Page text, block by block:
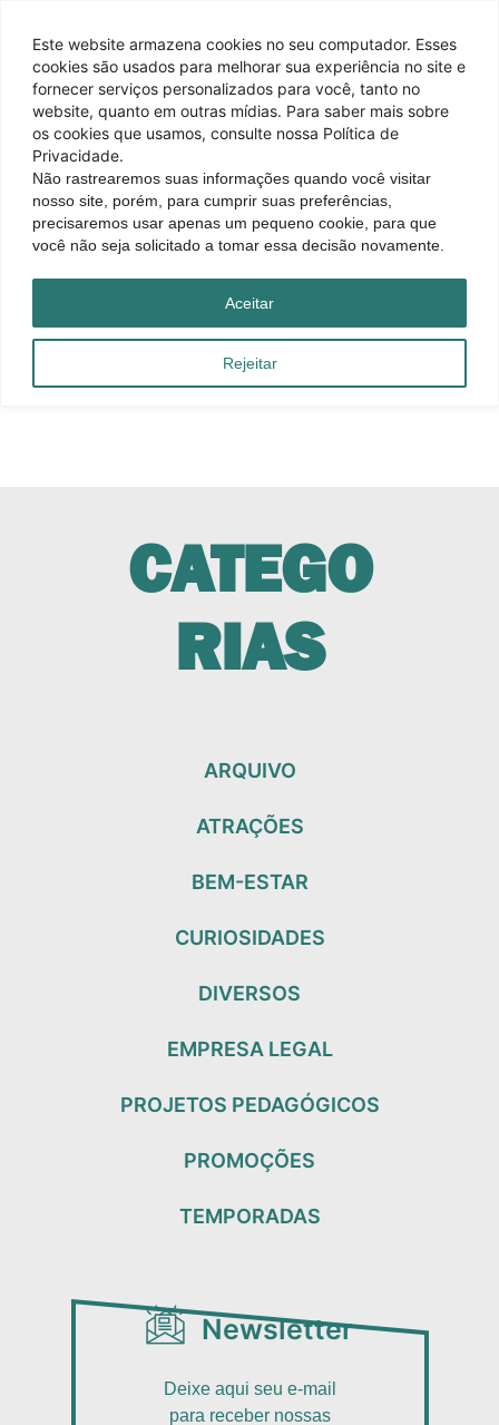
Este website armazena cookies no seu computador. Esses
cookies são usados ​​para melhorar sua experiência no site e
fornecer serviços personalizados para você, tanto no
website, quanto em outras mídias. Para saber mais sobre
os cookies que usamos, consulte nossa Política de
Privacidade.
Não rastrearemos suas informações quando você visitar
nosso site, porém, para cumprir suas preferências,
precisaremos usar apenas um pequeno cookie, para que
você não seja solicitado a tomar essa decisão novamente.
Rejeitar
Aceitar
Núcleo Gastronômico da
ACICC realiza...
A segunda reunião do Núcleo Gastronômico
Leia Mais
CATEGO
RIAS
ARQUIVO
ATRAÇÕES
BEM-ESTAR
CURIOSIDADES
DIVERSOS
EMPRESA LEGAL
PROJETOS PEDAGÓGICOS
PROMOÇÕES
TEMPORADAS
Newsletter
Deixe aqui seu e-mail
para receber nossas